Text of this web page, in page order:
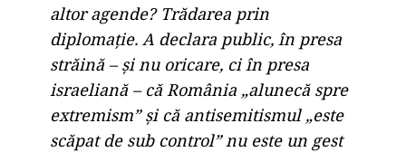
altor agende? Trădarea prin
diplomație. A declara public, în presa
străină – și nu oricare, ci în presa
israeliană – că România „alunecă spre
extremism” și că antisemitismul „este
scăpat de sub control” nu este un gest